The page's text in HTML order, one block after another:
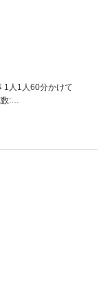
1人1人60分かけて
:…